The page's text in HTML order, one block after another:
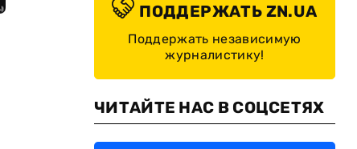
ПОДДЕРЖАТЬ ZN.UA
Поддержать независимую
журналистику!
ЧИТАЙТЕ НАС В СОЦСЕТЯХ